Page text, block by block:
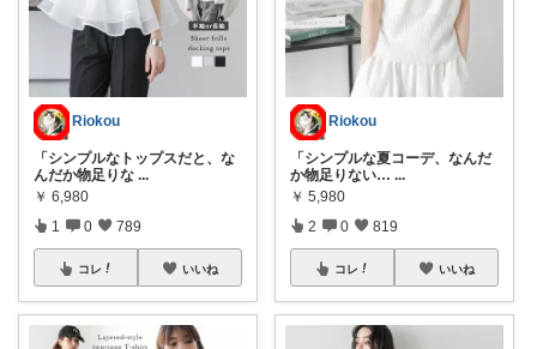
Riokou
「シンプルなトップスだと、な
んだか物足りな ...
￥ 6,980
1 0 789
コレ いいね
Riokou
「シンプルな夏コーデ、なんだ
か物足りない… ...
￥ 5,980
2 0 819
コレ いいね